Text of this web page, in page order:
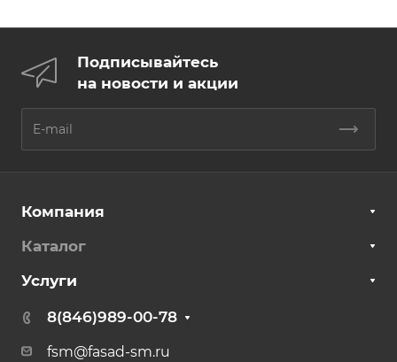
Подписывайтесь
на новости и акции
Компания
Каталог
Услуги
8(846)989-00-78
fsm@fasad-sm.ru